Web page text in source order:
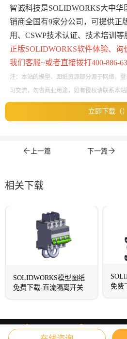
智诚科技是SOLIDWORKS大中华
销商全国有9家分公司，可提供正
用、CSWP技术认证、技术培训等
正版SOLIDWORKS软件体验、询
我们客服~或者直接拨打400-886-
注：本站的模型、图纸资源部分源于网络，
习交流，勿做商业用途，如有侵权请联系本站
立即下载（）
上一篇 下一篇
相关下载
SOLIDWORKS模型图纸
免费下载-直流隔离开关
免费